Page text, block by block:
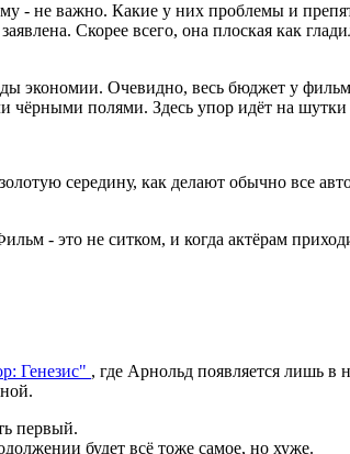
- не важно. Какие у них проблемы и
Скорее всего, она плоская как
экономии. Очевидно, весь бюджет у
полями. Здесь упор идёт на
середину, как делают обычно все
- это не ситком, и когда актёрам
Генезис" , где Арнольд появляется лишь
первый.
будет всё тоже самое, но хуже.